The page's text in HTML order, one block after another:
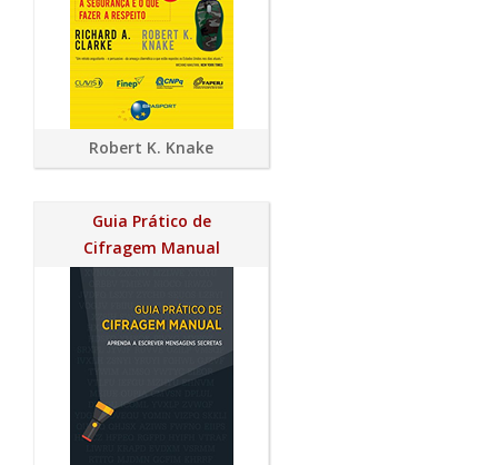
Robert K. Knake
Guia Prático de
Cifragem Manual